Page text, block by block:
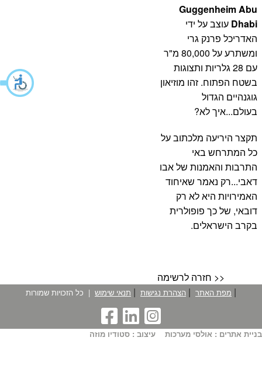
Guggenheim Abu
Dhabi עוצב על ידי
האדריכל פרנק גרי
ומשתרע על 80,000 מ"ר
עם 28 גלריות ותצוגות
בשטח הפתוח. זהו מוזיאון
גוגנהיים הגדול
בעולם...איך לא?
תקצר היריעה מלכתוב על
כל המתרחש באי
התרבות והאמנות של אבו
דאבי...רק נאמר שאיחוד
האמירויות היא לא רק
דובאי, של כך פופולרית
בקרב הישראלים.
חזרה לרשימה >>
כל הזכויות שמורות | תנאי שימוש | הצהרת נגישות | מפת האתר |
בניית אתרים : אולסי מערכות עיצוב : סטודיו מוזה